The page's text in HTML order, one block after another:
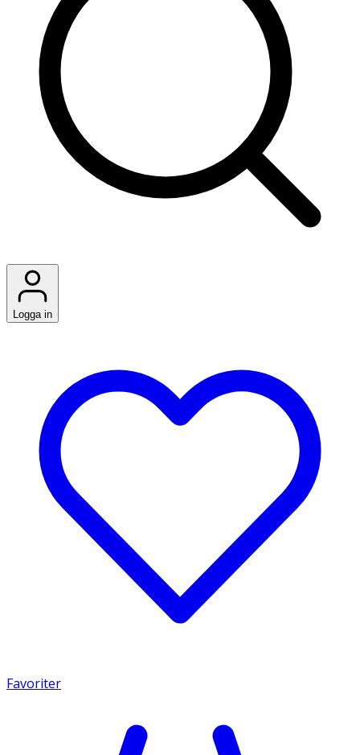
Logga in
Favoriter